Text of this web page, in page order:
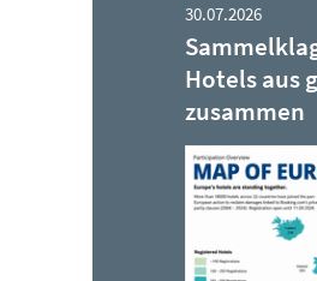
30.07.2026
Hotels aus
zusammen